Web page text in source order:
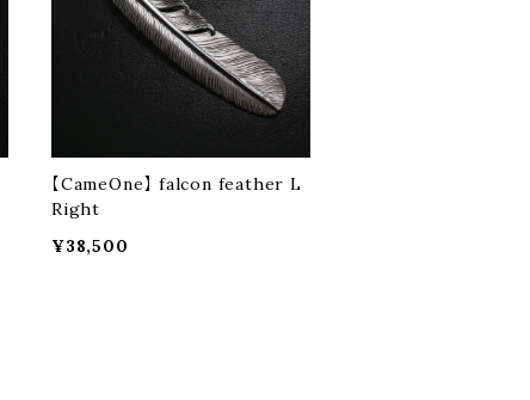
【CameOne】 falcon feather L
Right
¥38,500